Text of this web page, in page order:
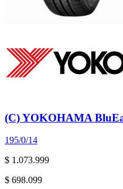
(C) YOKOHAMA
195/0/14
$ 1.073.999
$ 698.099